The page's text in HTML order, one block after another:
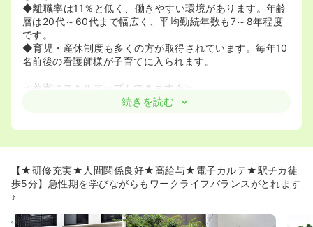
◆離職率は11％と低く、働きやすい環境があります。年齢
層は20代～60代まで幅広く、平均勤続年数も7～8年程度
です。
◆育児・産休制度も多くの方が取得されています。毎年10
名前後の看護師様が子育てに入られます。
≪着実にスキルアップもできます☆≫
◆それぞれの科目ごとに日本で有数の医師が揃っており、
きたい方にもお薦めの病院です。また主任クラス以上は全
に自信がない方でも安心して働いて頂ける環境です。
◆ラダー制度を導入しています！その人の教育プログラム
◆教育担当は副看護部長2名が担当しています。専任の教
続きを読む
【★研修充実★人間関係良好★高給与★電子カルテ★駅チカ徒
歩5分】急性期を学びながらもワークライフバランスがとれます
♪